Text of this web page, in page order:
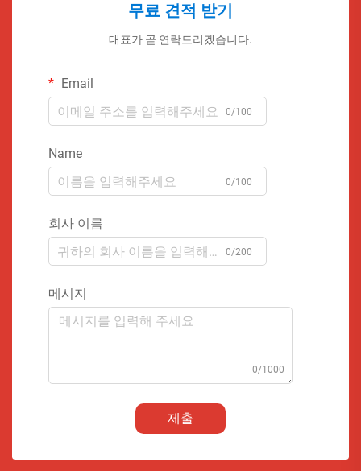
무료 견적 받기
대표가 곧 연락드리겠습니다.
Email
0/100
Name
0/100
회사 이름
0/200
메시지
0/1000
제출